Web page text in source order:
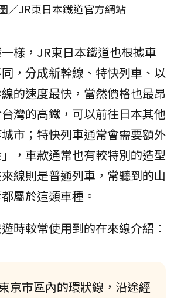
／JR東日本鐵道官方網站
樣，JR東日本鐵道也根據車
，分成新幹線、特快列車、以
的速度最快，當然價格也最昂
灣的高鐵，可以前往日本其他
市；特快列車通常會需要額外
，車款通常也有較特別的造型
線則是普通列車，常聽到的山
屬於這類車種。
時較常使用到的在來線介紹：
京市區內的環狀線，沿途經